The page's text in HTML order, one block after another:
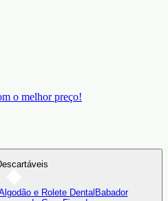
o melhor preço!
e Rolete Dental Babador